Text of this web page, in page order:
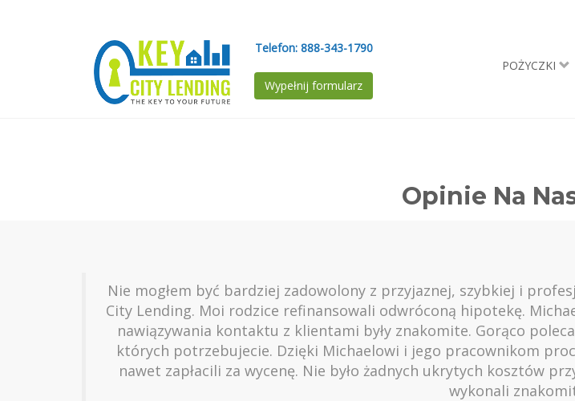
Telefon: 888-343-1790
Wypełnij formularz
POŻYCZKI
Opinie Na
Nie mogłem być bardziej zadowolony z przyjaznej, szybkiej i
City Lending. Moi rodzice refinansowali odwróconą hipotekę.
nawiązywania kontaktu z klientami były znakomite. Gorąco
których potrzebujecie. Dzięki Michaelowi i jego pracownikom
nawet zapłacili za wycenę. Nie było żadnych ukrytych kosztów
wykonali